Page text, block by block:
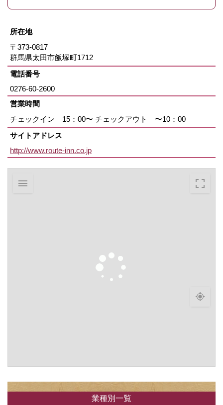
所在地
〒373-0817
群馬県太田市飯塚町1712
電話番号
0276-60-2600
営業時間
チェックイン 15：00〜 チェックアウト 〜10：00
サイトアドレス
http://www.route-inn.co.jp
業種別一覧